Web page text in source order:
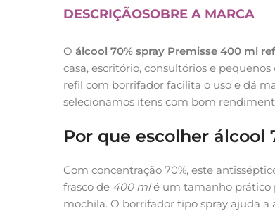
DESCRIÇÃOSOBRE A MARCA
O álcool 70% spray Premisse 400 ml
casa, escritório, consultórios e
refil com borrifador facilita o uso e dá
selecionamos itens com bom
Por que escolher álcool
Com concentração 70%, este
frasco de 400 mlé um tamanho prático
mochila. O borrifador tipo spray ajuda